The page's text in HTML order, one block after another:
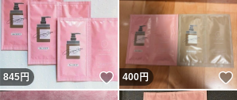
いいね！
845円 いいね！
400円